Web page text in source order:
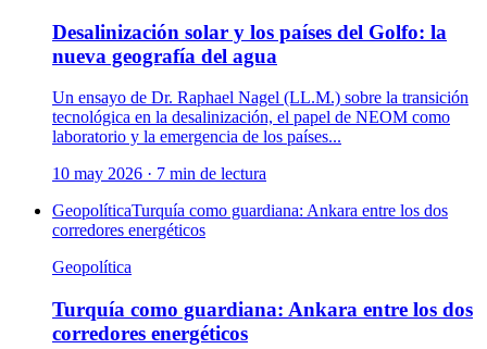
Desalinización solar y los países del Golfo: la
nueva geografía del agua
Un ensayo de Dr. Raphael Nagel (LL.M.) sobre la transición
tecnológica en la desalinización, el papel de NEOM como
laboratorio y la emergencia de los países...
10 may 2026 · 7 min de lectura
GeopolíticaTurquía como guardiana: Ankara entre los dos
corredores energéticos
Geopolítica
Turquía como guardiana: Ankara entre los dos
corredores energéticos